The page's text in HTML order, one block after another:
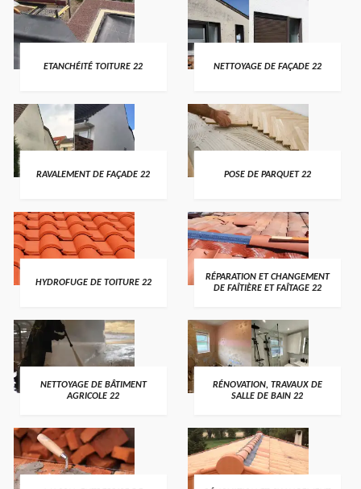
ETANCHÉITÉ TOITURE 22 NETTOYAGE DE FAÇADE 22
RAVALEMENT DE FAÇADE 22 POSE DE PARQUET 22
HYDROFUGE DE TOITURE 22
RÉPARATION ET CHANGEMENT
DE FAÎTIÈRE ET FAÎTAGE 22
NETTOYAGE DE BÂTIMENT
AGRICOLE 22
RÉNOVATION, TRAVAUX DE
SALLE DE BAIN 22